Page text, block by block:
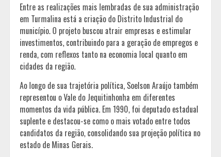
Entre as realizações mais lembradas de sua administração
em Turmalina está a criação do Distrito Industrial do
município. O projeto buscou atrair empresas e estimular
investimentos, contribuindo para a geração de empregos e
renda, com reflexos tanto na economia local quanto em
cidades da região.
Ao longo de sua trajetória política, Soelson Araújo também
representou o Vale do Jequitinhonha em diferentes
momentos da vida pública. Em 1990, foi deputado estadual
suplente e destacou-se como o mais votado entre todos
candidatos da região, consolidando sua projeção política no
estado de Minas Gerais.